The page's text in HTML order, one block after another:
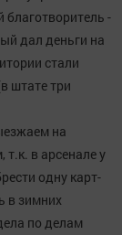
благотворитель -
дал деньги на
стали
штате три
на
т.к. в арсенале у
одну карт-
в зимних
по делам